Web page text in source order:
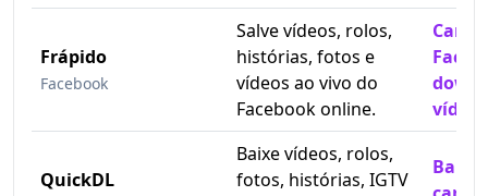
Frápido
Facebook
Salve vídeos, rolos,
histórias, fotos e
vídeos ao vivo do
Facebook online.
vídeo
QuickDL
Baixe vídeos, rolos,
fotos, histórias, IGTV